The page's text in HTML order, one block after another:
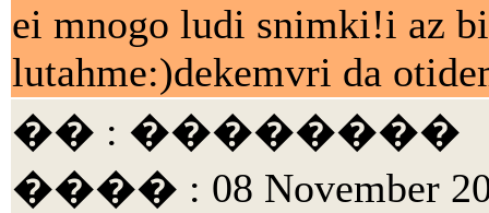
ei mnogo ludi snimki!i az
lutahme:)dekemvri da
�� : ��������
���� : 08 November